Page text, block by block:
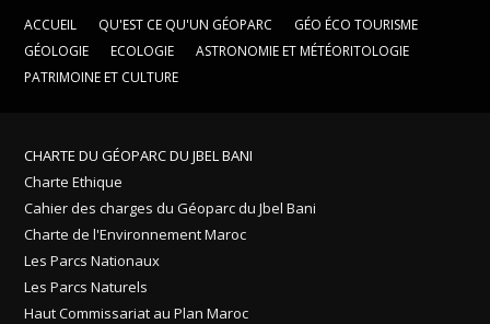
ACCUEIL QU'EST CE QU'UN GÉOPARC
GÉO ÉCO TOURISME
GÉOLOGIE
ECOLOGIE
ASTRONOMIE ET MÉTÉORITOLOGIE
PATRIMOINE ET CULTURE
CHARTE DU GÉOPARC DU JBEL BANI
Charte Ethique
Cahier des charges du Géoparc du Jbel Bani
Charte de l'Environnement Maroc
Les Parcs Nationaux
Les Parcs Naturels
Haut Commissariat au Plan Maroc